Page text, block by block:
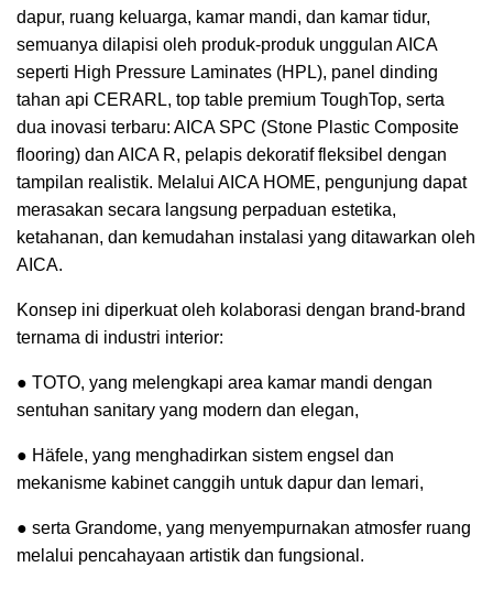
dapur, ruang keluarga, kamar mandi, dan kamar tidur,
semuanya dilapisi oleh produk-produk unggulan AICA
seperti High Pressure Laminates (HPL), panel dinding
tahan api CERARL, top table premium ToughTop, serta
dua inovasi terbaru: AICA SPC (Stone Plastic Composite
flooring) dan AICA R, pelapis dekoratif fleksibel dengan
tampilan realistik. Melalui AICA HOME, pengunjung dapat
merasakan secara langsung perpaduan estetika,
ketahanan, dan kemudahan instalasi yang ditawarkan oleh
AICA.
Konsep ini diperkuat oleh kolaborasi dengan brand-brand
ternama di industri interior:
● TOTO, yang melengkapi area kamar mandi dengan
sentuhan sanitary yang modern dan elegan,
● Häfele, yang menghadirkan sistem engsel dan
mekanisme kabinet canggih untuk dapur dan lemari,
● serta Grandome, yang menyempurnakan atmosfer ruang
melalui pencahayaan artistik dan fungsional.